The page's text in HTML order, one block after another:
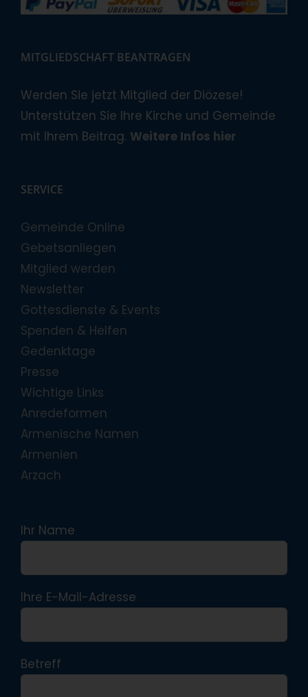
MITGLIEDSCHAFT BEANTRAGEN
Werden Sie jetzt Mitglied der Diözese!
Unterstützen Sie Ihre Kirche und Gemeinde
mit Ihrem Beitrag. Weitere Infos hier
SERVICE
Gemeinde Online
Gebetsanliegen
Mitglied werden
Newsletter
Gottesdienste & Events
Spenden & Helfen
Gedenktage
Presse
Wichtige Links
Anredeformen
Armenische Namen
Armenien
Arzach
Ihr Name
Ihre E-Mail-Adresse
Betreff